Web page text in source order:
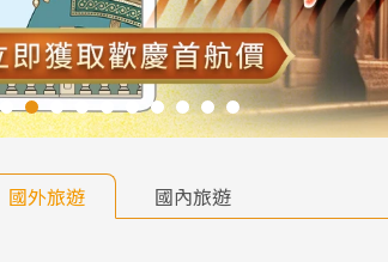
國外旅遊 國內旅遊